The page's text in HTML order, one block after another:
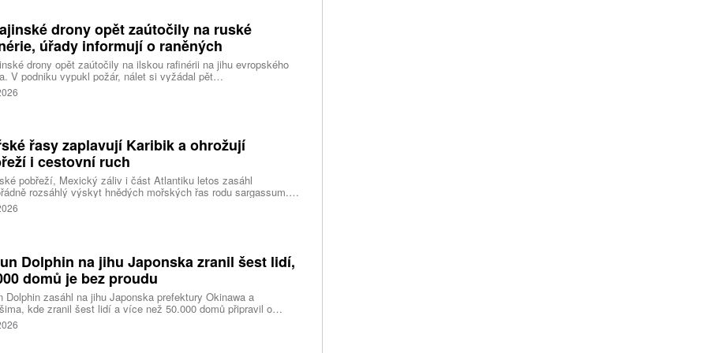
drony opět zaútočily na ruské
úřady informují o raněných
drony opět zaútočily na ilskou rafinérii na jihu evropského
V podniku vypukl požár, nálet si vyžádal pět
informoval krizový štáb Krasnodarského kraje. Další dva lidi
v Zadonsku na Donu, oznámil gubernátor Lipecké oblasti
řasy zaplavují Karibik a ohrožují
i cestovní ruch
pobřeží, Mexický záliv i část Atlantiku letos zasáhl
rozsáhlý výskyt hnědých mořských řas rodu sargassum.
se hromadí miliony tun biomasy, která po vyplavení rychle
zhoršuje kvalitu vody, omezuje život mořských organismů a
Dolphin na jihu Japonska zranil šest lidí,
domů je bez proudu
Dolphin zasáhl na jihu Japonska prefektury Okinawa a
kde zranil šest lidí a více než 50.000 domů připravil o
elektřiny. Na příchod tajfunu se kvůli riziku záplav a sesuvů
důsledku předpovídaných prudkých srážek připravují také na